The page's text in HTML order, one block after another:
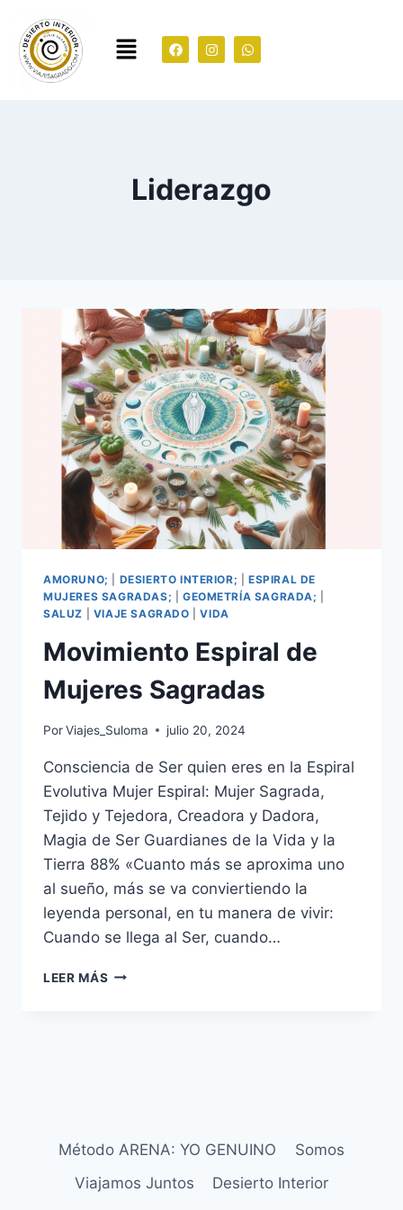
Liderazgo
AMORUNO; DESIERTO INTERIOR; |ESPIRAL DE
MUJERES SAGRADAS;
GEOMETRÍA SAGRADA;
SALUZ
VIAJE SAGRADO |VIDA
Movimiento Espiral de
Mujeres Sagradas
PorViajes_Suloma julio 20, 2024
Consciencia de Ser quien eres en la Espiral
Evolutiva Mujer Espiral: Mujer Sagrada,
Tejido y Tejedora, Creadora y Dadora,
Magia de Ser Guardianes de la Vida y la
Tierra 88% «Cuanto más se aproxima uno
al sueño, más se va conviertiendo la
leyenda personal, en tu manera de vivir:
Cuando se llega al Ser, cuando…
LEER MÁS
Método ARENA: YO GENUINO
Somos
Viajamos Juntos
Desierto Interior